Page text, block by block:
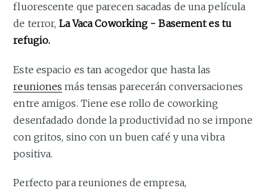
fluorescente que parecen sacadas de una película
de terror, La Vaca Coworking - Basement es tu
refugio.
Este espacio es tan acogedor que hasta las
reuniones más tensas parecerán conversaciones
entre amigos. Tiene ese rollo de coworking
desenfadado donde la productividad no se impone
con gritos, sino con un buen café y una vibra
positiva.
Perfecto para reuniones de empresa,